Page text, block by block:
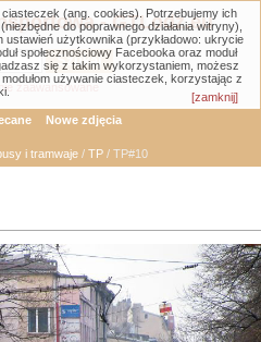
- GTLodz.eu
zaawansowane
Nowe zdjęcia
i tramwaje/ TP/ TP#10
(ang. cookies). Potrzebujemy ich
do poprawnego działania witryny),
użytkownika (przykładowo: ukrycie
społecznościowy Facebooka oraz moduł
się z takim wykorzystaniem, możesz
używanie ciasteczek, korzystając z
[zamknij]